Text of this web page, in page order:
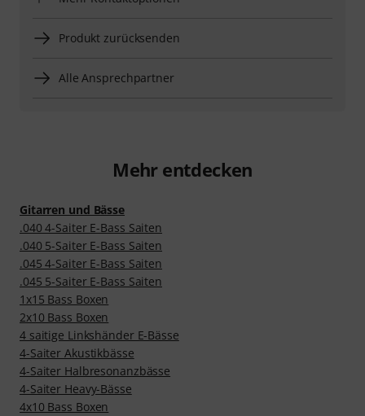
Produkt zurücksenden
Alle Ansprechpartner
Mehr entdecken
Gitarren und Bässe
.040 4-Saiter E-Bass Saiten
.040 5-Saiter E-Bass Saiten
.045 4-Saiter E-Bass Saiten
.045 5-Saiter E-Bass Saiten
1x15 Bass Boxen
2x10 Bass Boxen
4 saitige Linkshänder E-Bässe
4-Saiter Akustikbässe
4-Saiter Halbresonanzbässe
4-Saiter Heavy-Bässe
4x10 Bass Boxen